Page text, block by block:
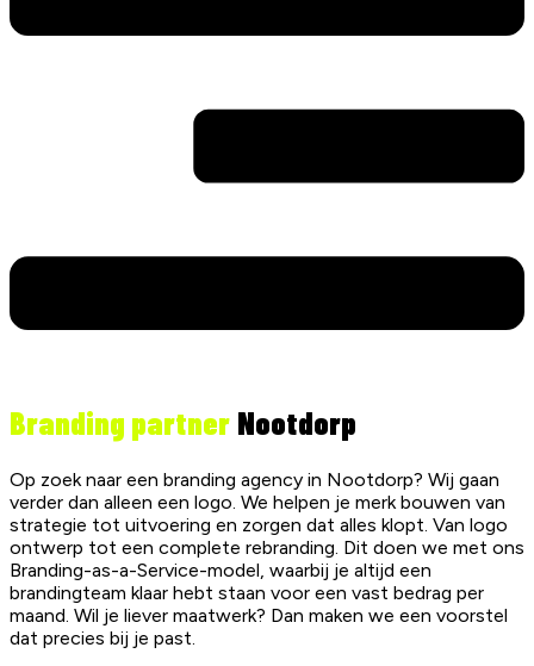
Branding partner Nootdorp
Op zoek naar een branding agency in Nootdorp? Wij gaan
verder dan alleen een logo. We helpen je merk bouwen van
strategie tot uitvoering en zorgen dat alles klopt. Van logo
ontwerp tot een complete rebranding. Dit doen we met ons
Branding-as-a-Service-model, waarbij je altijd een
brandingteam klaar hebt staan voor een vast bedrag per
maand. Wil je liever maatwerk? Dan maken we een voorstel
dat precies bij je past.